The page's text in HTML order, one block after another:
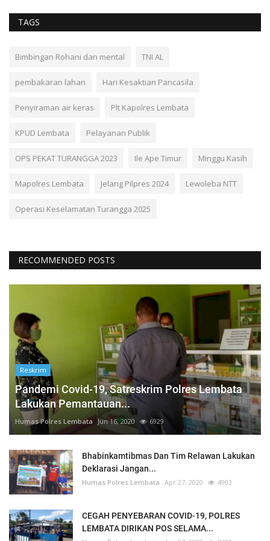
TAGS
Bimbingan Rohani dan mental TNI AL
pembakaran lahan Hari Kesaktian Pancasila
Penyiraman air keras Plt Kapolres Lembata
KPUD Lembata Pelayanan Publik
OPS PEKAT TURANGGA 2023 Ile Ape Timur Minggu Kasih
Mapolres Lembata Jelang Pilpres 2024 Lewoleba NTT
Operasi Keselamatan Turangga 2025
RECOMMENDED POSTS
Reskrim
Pandemi Covid-19, Satreskrim Polres Lembata
Lakukan Pemantauan...
Humas Polres Lembata Jun 16, 2020 6929
Bhabinkamtibmas Dan Tim Relawan Lakukan
Deklarasi Jangan...
Humas Polres Lembata Apr 27, 2020 4903
CEGAH PENYEBARAN COVID-19, POLRES
LEMBATA DIRIKAN POS SELAMA...